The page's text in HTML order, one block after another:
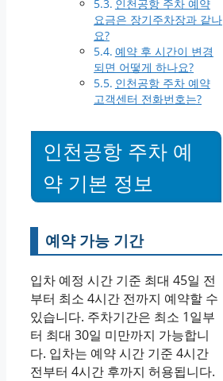
인천공항 주차 예약
요금은 장기주차장과 같나
요?
예약 후 시간이 변경
되면 어떻게 하나요?
인천공항 주차 예약
고객센터 전화번호는?
인천공항 주차 예
약 기본 정보
예약 가능 기간
입차 예정 시간 기준 최대 45일 전
부터 최소 4시간 전까지 예약할 수
있습니다. 주차기간은 최소 1일부
터 최대 30일 미만까지 가능합니
다. 입차는 예약 시간 기준 4시간
전부터 4시간 후까지 허용됩니다.